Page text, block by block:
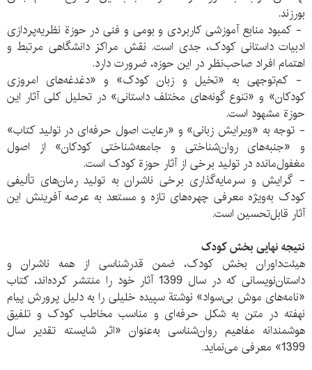
بورزند.
- کمبود منابع آموزشی کاربردی و بومی و فنی در حوزة نظریه‌پردازی
ادبیات داستانی کودک، جدی است. نقش مراکز دانشگاهی مرتبط و
اهتمام افراد صاحب‌نظر در این حوزه، ضرورت دارد.
- کم‌توجهی به «تخیل و زبان کودک» و «دغدغه‌های امروزی
کودکان» و «تنوع گونه‌های مختلف داستانی» در تحلیل کلی آثار این
حوزة‌ مشهود است.
- توجه به «ویرایش زبانی» و «رعایت اصول حرفه‌ای در تولید کتاب»
و «جنبه‌های روان‌شناختی و جامعه‌شناختی کودکان» از اصول
مغفول‌مانده در تولید برخی از آثار حوزة کودک است.
- گرایش و سرمایه‌گذاری برخی ناشران به تولید رمان‌های تألیفی
کودک به‌ویژه معرفی چهره‌های تازه و مستعد به عرصه آفرینش این
آثار قابل‌تحسین است.
نتیجه نهایی بخش کودک
هیئت‌داوران بخش کودک، ضمن قدرشناسی از همه ناشران و
داستان‌نویسانی که در سال 1399 آثار خود را منتشر کرده‌اند، کتاب
«نامه‌های موش بی‌سواد» نوشتة سپیده خلیلی را به دلیل پرورش پیام
نهفته در متن به شکل حرفه‌ای و مناسب مخاطب کودک و تلفیق
هوشمندانه مفاهیم روان‌شناسی به‌عنوان «اثر شایسته تقدیر سال
1399» معرفی می‌نماید.